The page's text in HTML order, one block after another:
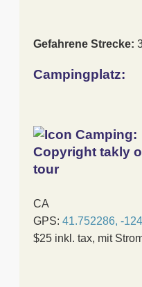
Gefahrene Strecke:
Campingplatz:
CA
GPS: 41.752286, -
$25 inkl. tax, mit